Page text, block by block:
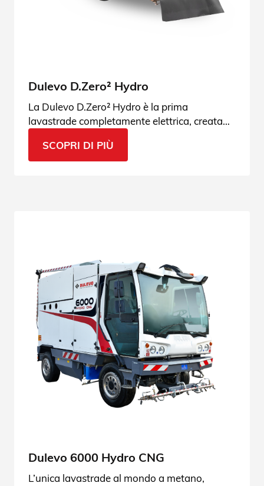
Dulevo D.Zero² Hydro
La Dulevo D.Zero² Hydro è la prima
lavastrade completamente elettrica, creata
Dulevo Green!
SCOPRI DI PIÙ
Dulevo 6000 Hydro CNG
L’unica lavastrade al mondo a metano,